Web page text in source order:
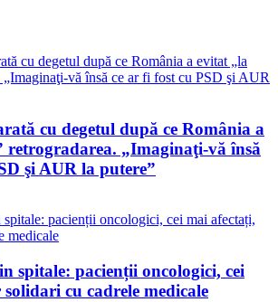
cu degetul după ce România a
retrogradarea. „Imaginaţi-vă însă
şi AUR la putere”
spitale: pacienții oncologici, cei
cu cadrele medicale